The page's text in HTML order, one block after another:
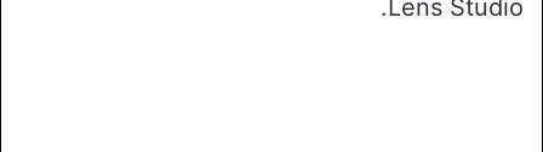
Lens Studio.